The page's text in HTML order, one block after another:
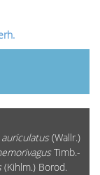
(Wallr.)
Timb.-
(Kihlm.) Borod.